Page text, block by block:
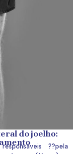
do joelho:
??pela